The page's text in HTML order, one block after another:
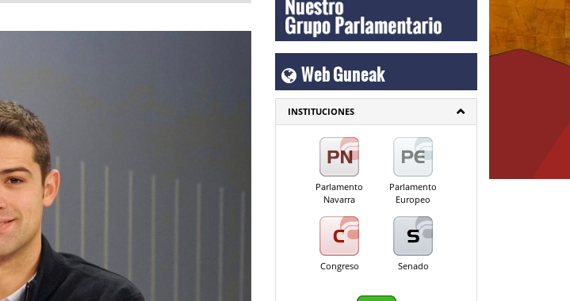
Web Guneak
INSTITUCIONES
Parlamento
Navarra
Parlamento
Europeo
Congreso Senado